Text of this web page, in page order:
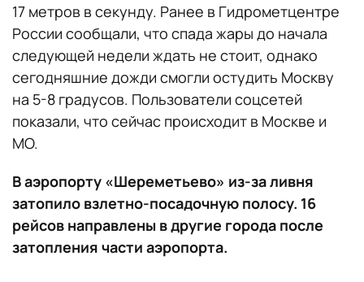
17 метров в секунду. Ранее в Гидрометцентре
России сообщали, что спада жары до начала
следующей недели ждать не стоит, однако
сегодняшние дожди смогли остудить Москву
на 5-8 градусов. Пользователи соцсетей
показали, что сейчас происходит в Москве и
МО.
В аэропорту «Шереметьево» из-за ливня
затопило взлетно-посадочную полосу. 16
рейсов направлены в другие города после
затопления части аэропорта.